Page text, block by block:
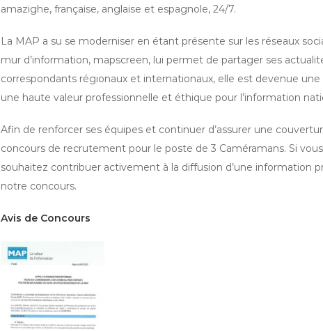
amazighe, française, anglaise et espagnole, 24/7.
La MAP a su se moderniser en étant présente sur les réseaux
mur d’information, mapscreen, lui permet de partager ses
correspondants régionaux et internationaux, elle est devenue
une haute valeur professionnelle et éthique pour l’information
Afin de renforcer ses équipes et continuer d’assurer une
concours de recrutement pour le poste de 3 Caméramans. Si
souhaitez contribuer activement à la diffusion d’une information
notre concours.
Avis de Concours